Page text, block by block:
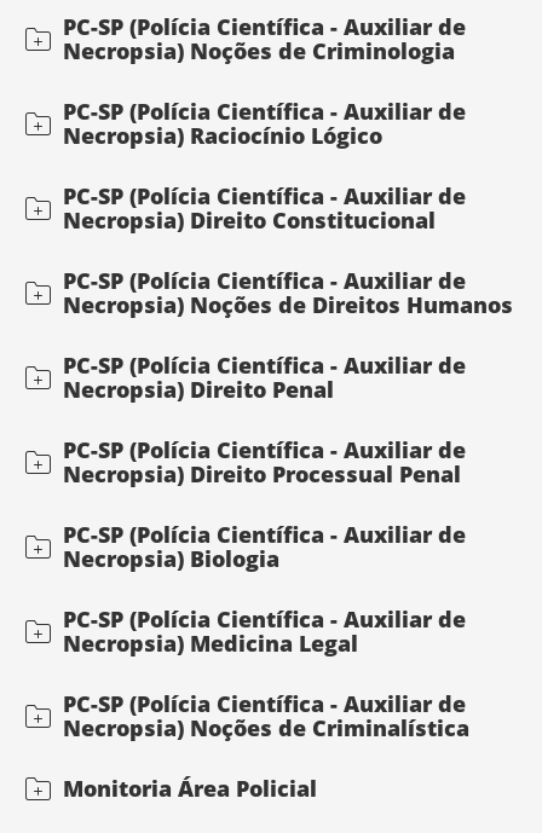
PC-SP (Polícia Científica - Auxiliar de
Necropsia) Noções de Criminologia
PC-SP (Polícia Científica - Auxiliar de
Necropsia) Raciocínio Lógico
PC-SP (Polícia Científica - Auxiliar de
Necropsia) Direito Constitucional
PC-SP (Polícia Científica - Auxiliar de
Necropsia) Noções de Direitos Humanos
PC-SP (Polícia Científica - Auxiliar de
Necropsia) Direito Penal
PC-SP (Polícia Científica - Auxiliar de
Necropsia) Direito Processual Penal
PC-SP (Polícia Científica - Auxiliar de
Necropsia) Biologia
PC-SP (Polícia Científica - Auxiliar de
Necropsia) Medicina Legal
PC-SP (Polícia Científica - Auxiliar de
Necropsia) Noções de Criminalística
Monitoria Área Policial